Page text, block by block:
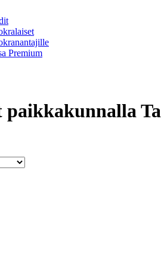
Premium
paikkakunnalla